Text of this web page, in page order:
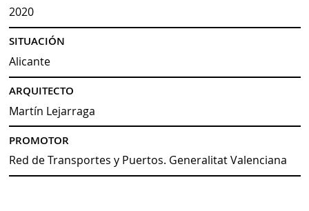
2020
SITUACIÓN
Alicante
ARQUITECTO
Martín Lejarraga
PROMOTOR
Red de Transportes y Puertos. Generalitat Valenciana